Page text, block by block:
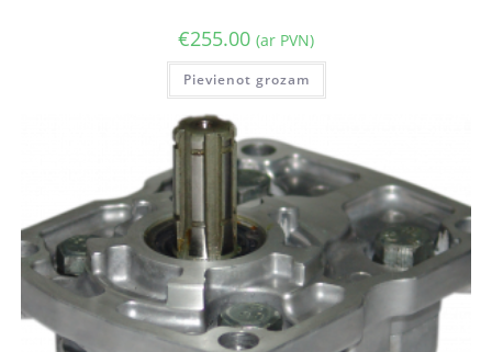
€255.00 (ar PVN)
Pievienot grozam